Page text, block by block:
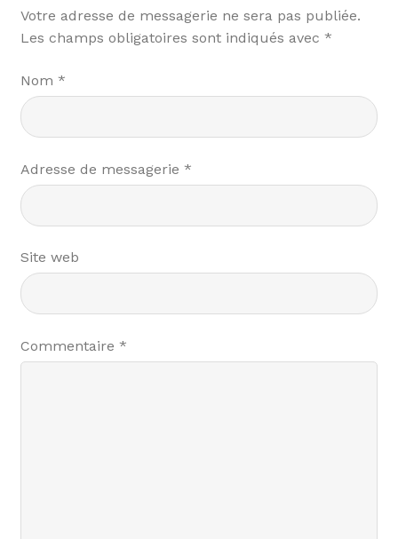
Votre adresse de messagerie ne sera pas publiée.
Les champs obligatoires sont indiqués avec *
Nom *
Adresse de messagerie *
Site web
Commentaire *